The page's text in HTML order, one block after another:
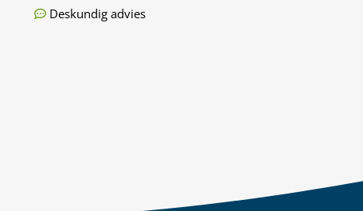
Deskundig advies